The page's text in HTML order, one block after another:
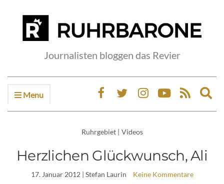
Journalisten bloggen das Revier
Menu
Ruhrgebiet | Videos
Herzlichen Glückwunsch, Ali
17. Januar 2012| Stefan Laurin Keine Kommentare